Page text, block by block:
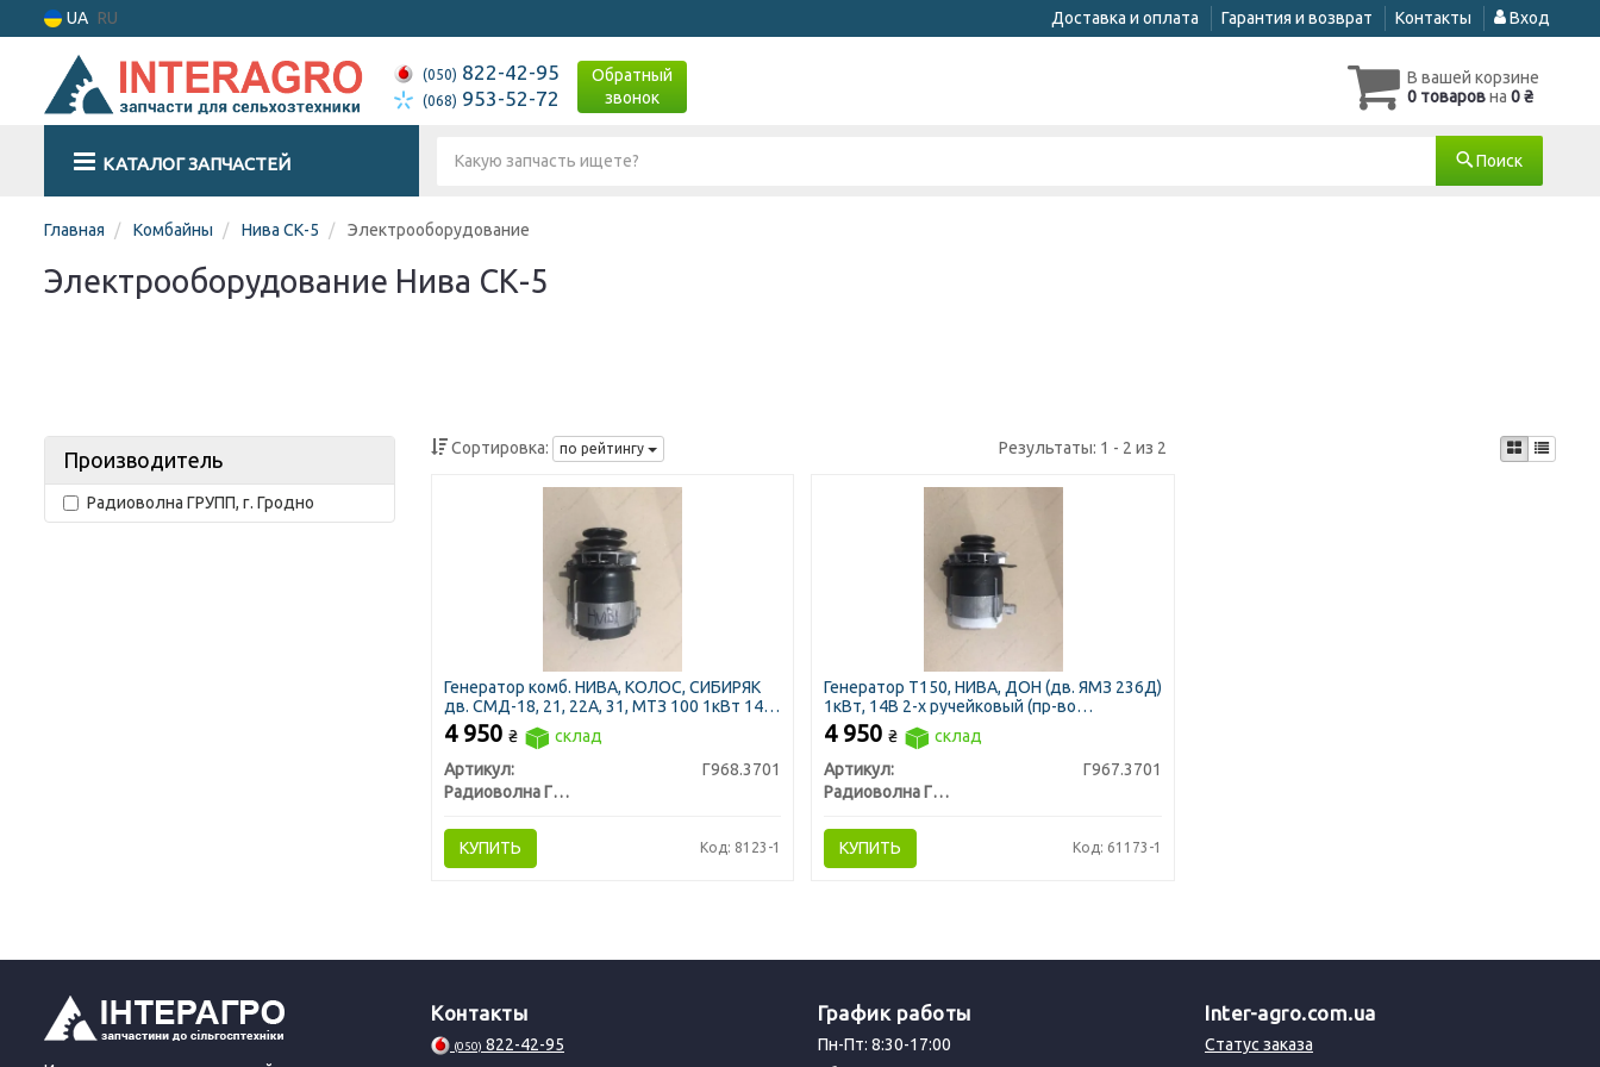
UA RU Доставка и оплата Гарантия и возврат Контакты Вход
(050) 822-42-95
(068) 953-52-72
Обратный
звонок
В вашей корзине
0 товаровна 0 ₴
КАТАЛОГ ЗАПЧАСТЕЙ Поиск
Главная Комбайны Нива СК-5 Электрооборудование
Электрооборудование Нива СК-5
Производитель
Радиоволна ГРУПП, г. Гродно
Сортировка: по рейтингу Результаты: 1 - 2 из 2
Генератор комб. НИВА, КОЛОС, СИБИРЯК
дв. СМД-18, 21, 22А, 31, МТЗ 100 1кВт 14В
(пр-во Радиоволна)
4 950 ₴
склад
Артикул:
Г968.3701
Радиоволна ГРУПП, г. Гродно
КУПИТЬ Код: 8123-1
Генератор Т150, НИВА, ДОН (дв. ЯМЗ 236Д)
1кВт, 14В 2-х ручейковый (пр-во
Радиоволна)
4 950₴
склад
Артикул:
Г967.3701
Радиоволна ГРУПП, г. Гродно
КУПИТЬ Код: 61173-1
Контакты
(050) 822-42-95
График работы
Пн-Пт: 8:30-17:00
Inter-agro.com.ua
Статус заказа